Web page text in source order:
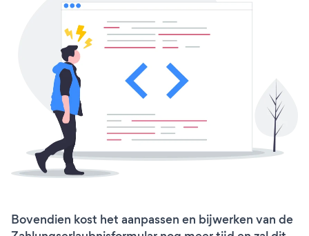
Bovendien kost het aanpassen en bijwerken van de